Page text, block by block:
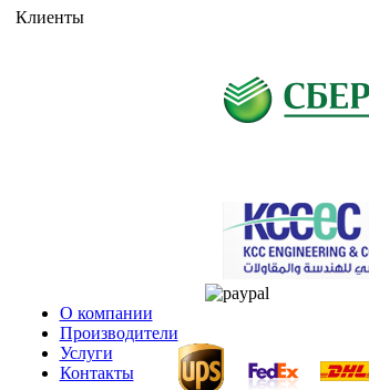
Клиенты
О компании
Производители
Услуги
Контакты